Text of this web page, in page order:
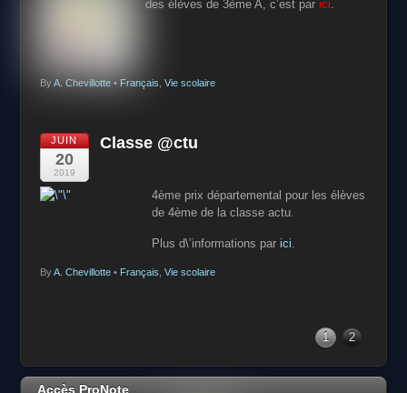
des élèves de 3ème A, c’est par ici
ByA. Chevillotte• Français Vie scolaire
JUIN
20
2019
Classe @ctu
4ème prix départemental pour les élèves
de 4ème de la classe actu.
Plus d\’informations par ici.
ByA. Chevillotte• Français Vie scolaire
1 2
Accès ProNote